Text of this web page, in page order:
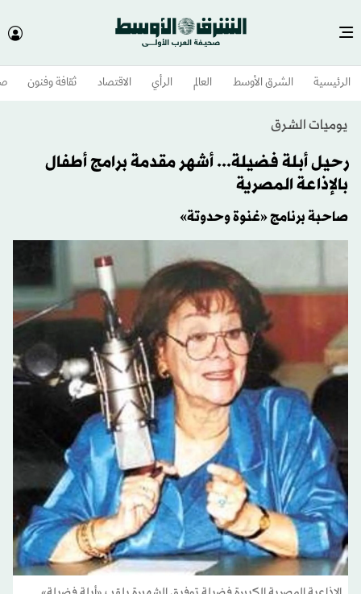
الرئيسية الشرق الأوسط​ العالم الرأي الاقتصاد ثقافة وفنون
يوميات الشرق
رحيل أبلة فضيلة... أشهر مقدمة برامج أطفال
بالإذاعة المصرية
صاحبة برنامج «غنوة وحدوتة»